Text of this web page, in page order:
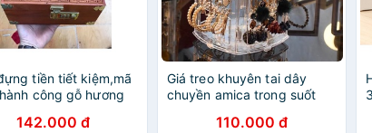
tiền tiết kiệm,mã
công gỗ hương
142.000 đ
Giá treo khuyên tai dây
chuyền amica trong suốt
110.000 đ